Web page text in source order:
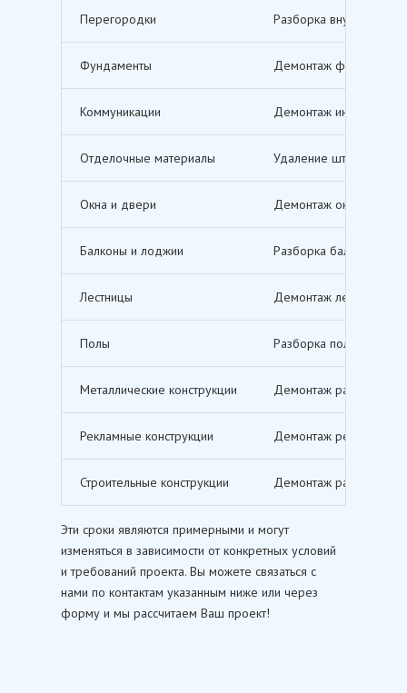
Перегородки Разборка внутренних
Фундаменты Демонтаж
Коммуникации Демонтаж инженерных
Отделочные материалы Удаление штукатурки,
Окна и двери Демонтаж оконных и
Балконы и лоджии Разборка балконов и
Лестницы Демонтаж лестничных
Полы Разборка полов,
Металлические конструкции Демонтаж различных
Рекламные конструкции Демонтаж рекламных
Строительные конструкции Демонтаж различных
Эти сроки являются примерными и могут
изменяться в зависимости от конкретных условий
и требований проекта. Вы можете связаться с
нами по контактам указанным ниже или через
форму и мы рассчитаем Ваш проект!